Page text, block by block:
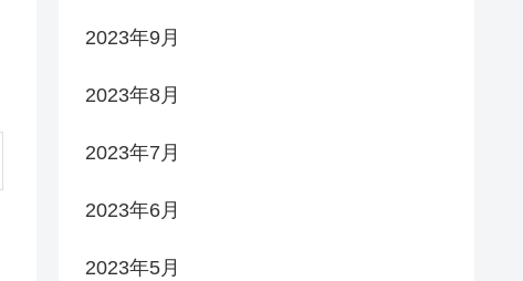
2023年9月
2023年8月
2023年7月
2023年6月
2023年5月